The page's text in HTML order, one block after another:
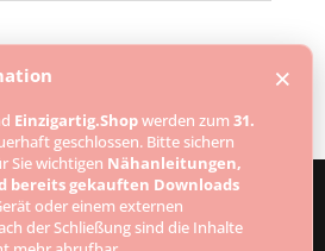
Themes| Powered by
Einzigartig.Shopwerden zum 31.
geschlossen. Bitte sichern
Sie wichtigen Nähanleitungen,
bereits gekauften Downloads
oder einem externen
der Schließung sind die Inhalte
×